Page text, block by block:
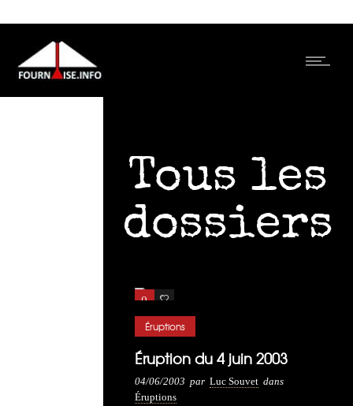
Tous les
dossiers
0 1
Éruptions
Éruption du 4 juin 2003
04/06/2003 par Luc Souvet dans
Éruptions